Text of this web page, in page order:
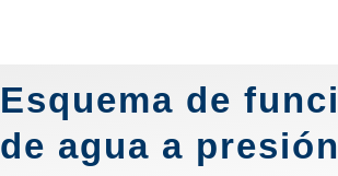
Esquema de
de agua a presión